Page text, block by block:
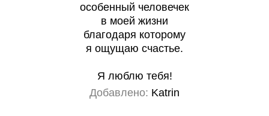
особенный человечек
в моей жизни
благодаря которому
я ощущаю счастье.
Я люблю тебя!
Добавлено: Katrin